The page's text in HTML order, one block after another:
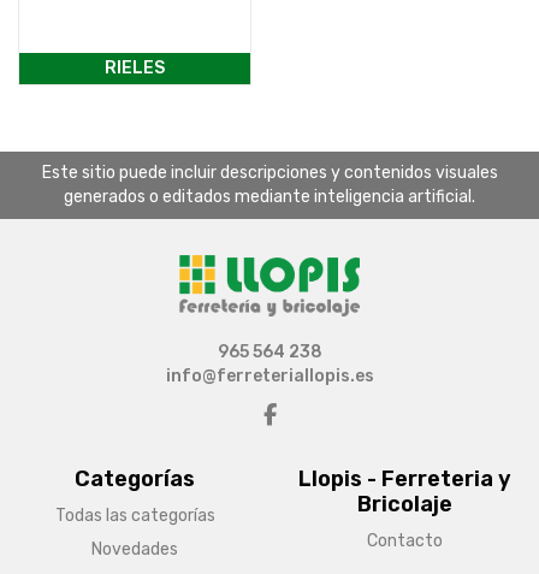
RIELES
Este sitio puede incluir descripciones y contenidos visuales
generados o editados mediante inteligencia artificial.
Categorías
Todas las categorías
Novedades
Llopis - Ferreteria y
Bricolaje
Contacto
965 564 238
info@ferreteriallopis.es